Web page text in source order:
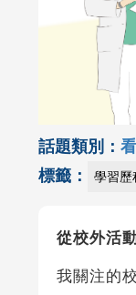
話題類別：
標籤：
學習歷
從校外活
我關注的